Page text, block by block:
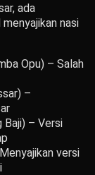
ada
nasi
Opu) – Salah
–
Baji) – Versi
versi